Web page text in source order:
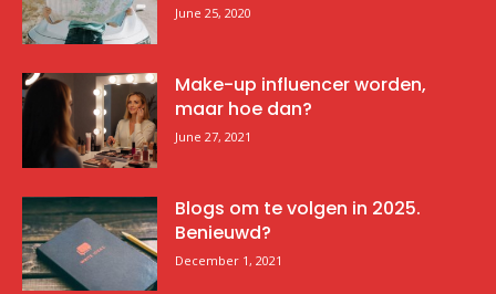
June 25, 2020
Make-up influencer worden,
maar hoe dan?
June 27, 2021
Blogs om te volgen in 2025.
Benieuwd?
December 1, 2021